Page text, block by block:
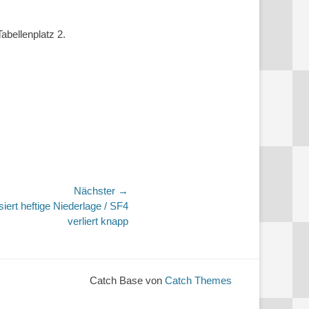
2.
Nächster →
heftige Niederlage / SF4
verliert knapp
Catch Base von Catch Themes